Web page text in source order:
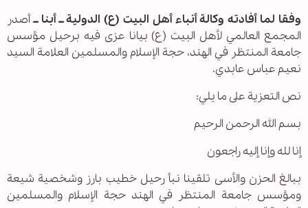
وفقا لما أفادته وكالة أنباء أهل البيت (ع) الدولية ــ أبنا ــأصدر
المجمع العالمي لأهل البيت (ع) بيانا عزى فيه برحيل مؤسس
جامعة المنتظر في الهند، حجة الإسلام والمسلمين العلامة السيد
نعيم عباس عابدي.
نص التعزية على ما يلي:
بسم الله الرحمن الرحيم
إنا لله وإنا إليه راجعون
ببالغ الحزن والأسى تلقينا نبأ رحيل خطيب بارز وشخصية شيعة
ومؤسس جامعة المنتظر في الهند حجة الإسلام والمسلمين